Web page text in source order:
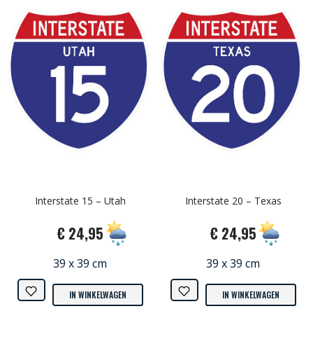
Interstate 15 – Utah
€ 24,95
39 x 39 cm
IN WINKELWAGEN
Interstate 20 – Texas
€ 24,95
39 x 39 cm
IN WINKELWAGEN